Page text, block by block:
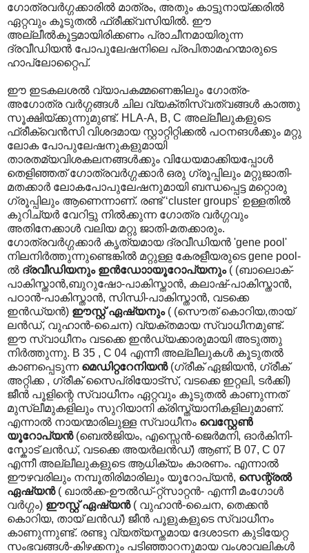
ഗോത്രവര്‍ഗ്ഗക്കാരില്‍ മാത്രം, അതും കാട്ടുനായ്ക്കരില്‍
ഏറ്റവും കൂടുതല്‍ ഫ്രീക്ക്വസിയില്‍. ഈ
അല്ലീല്‍കൂട്ടമായിരിക്കണം പ്രാചീനമായിരുന്ന
ദ്രവീഡിയന്‍ പോപുലേഷനിലെ പ്രപിതാമഹന്മാരുടെ
ഹാപ്ലോറ്റൈപ്.
ഈ ഇടകലശല്‍ വ്യാപകമ്മണെങ്കിലും ഗോത്ര-
അഗോത്ര വര്‍ഗ്ഗങ്ങള്‍ ചില വ്യക്തിസ്വത്വങ്ങള്‍ കാത്തു
സൂക്ഷിയ്ക്കുന്നുമുണ്ട്. HLA-A, B, C അല്ലീലുകളുടെ
ഫ്രീക്വെന്‍സി വിശദമായ സ്റ്റാറ്റിറ്റിക്കല്‍ പഠനങള്‍ക്കും മറ്റു
ലോക പോപുലേഷനുകളുമായി
താരതമ്യവിശകലനങ്ങള്‍ക്കും വിധേയമാക്കിയപ്പോള്‍
തെളിഞ്ഞത് ഗോത്രവര്‍ഗ്ഗക്കാര്‍ ഒരു ഗ്രൂപ്പിലും മറ്റുജാതി-
മതക്കാര്‍ ലോകപോപുലേഷനുമായി ബന്ധപ്പെട്ട മറ്റൊരു
ഗ്രൂപ്പിലും ആണെന്നാണ്. രണ്ട് ‘cluster groups' ഉള്ളതില്‍
കുറിച്യര്‍ വേറിട്ടു നില്‍ക്കുന്ന ഗോത്ര വര്‍ഗ്ഗവും
അതിനേക്കാള്‍ വലിയ മറ്റു ജാതി-മതക്കാരും.
ഗോത്രവര്‍ഗ്ഗക്കാര്‍ കൃത്യമായ ദ്രവീഡിയന്‍ 'gene pool'
നിലനിര്‍ത്തുന്നുണ്ടെങ്കില്‍ മറ്റുള്ള കേരളീയരുടെ gene pool-
ല്‍‍ ദ്രവീഡിയനും ഇന്‍ഡോ‍ായൂറോപ്യനും ( (ബാലൊക്-
പാകിസ്താന്‍,ബുറുഷോ-പാകിസ്താന്‍, കലാഷ്-പാകിസ്താന്‍,
പഠാന്‍-പാകിസ്താന്‍, സിന്ധി-പാകിസ്താന്‍, വടക്കെ
ഇന്‍ഡ്യന്‍) ഈസ്റ്റ് ഏഷ്യനും ( (സൌത് കൊറിയ,തായ്
ലന്‍ഡ്, വുഹാന്‍-ചൈന) വ്യക്തമായ സ്വാധീനമുണ്ട്.
ഈ സ്വാധീനം വടക്കെ ഇന്‍ഡ്യക്കാരുമായി അടുത്തു
നിര്‍ത്തുന്നു. B 35 , C 04 എന്നീ അല്ലീലുകള്‍ കൂടുതല്‍
കാണപ്പെടുന്ന മെഡിറ്ററേനിയന്‍(ഗ്രീക് ഏജിയന്‍, ഗ്രീക്
അറ്റിക്ക , ഗ്രീക് സൈപ്രിയോട്സ്, വടക്കെ ഇറ്റലി, ടര്‍ക്കി)
ജീന്‍ പൂളിന്റെ സ്വാധീനം ഏറ്റവും കൂടുതല്‍ കാണുന്നത്
മുസ്ലീമുകളിലും സുറിയാനി ക്രിസ്ത്യാനികളിലുമാണ്.
എന്നാല്‍ നായന്മാരിലുള്ള സ്വാധീനം വെസ്റ്റേണ്‍
യൂറോപ്യന്‍ (ബെല്‍ജിയം, എസ്സെന്‍-ജെര്‍മനി, ഓര്‍കിനി-
സ്കോട് ലന്‍ഡ്, വടക്കെ അയര്‍ലന്‍ഡ്) ആണ്, B 07, C 07
എന്നീ അല്ലീലുകളുടെ ആധിക്യം കാരണം. എന്നാല്‍
ഈഴവരിലും നമ്പൂതിരിമാരിലും യൂറോപ്യന്‍, സെന്റ്രല്‍
ഏഷ്യന്‍ ( ഖാല്‍ക്ക-ഊല്‍ഡ്-റ്റ്സാറ്റന്‍- എന്നീ മംഗോള്‍
വര്‍ഗ്ഗം) ഈസ്റ്റ് ഏഷ്യന്‍ ( വുഹാന്‍-ചൈന, തെക്കന്‍
കൊറിയ, തായ് ലന്‍ഡ്) ജീന്‍ പൂളുകളുടെ സ്വാധീനം
കാണുന്നുണ്ട്. രണ്ടു വ്യത്യസ്തമായ ദേശാടന കുടിയേറ്റ
സംഭവങ്ങള്‍-കിഴക്കനും പടിഞ്ഞാറനുമായ വംശാവലികള്‍